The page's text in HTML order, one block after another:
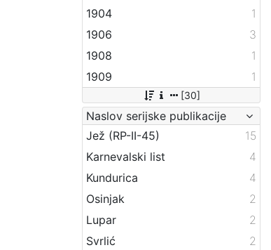
1904
1
1906
3
1908
1
1909
1
[30]
Naslov serijske publikacije
Jež (RP-II-45)
15
Karnevalski list
4
Kundurica
4
Osinjak
2
Lupar
2
Svrlić
2